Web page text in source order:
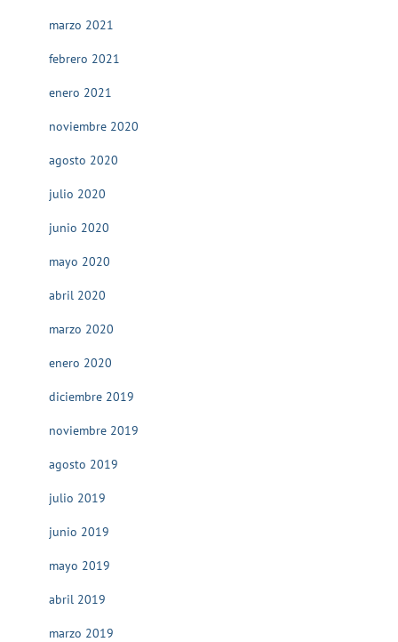
marzo 2021
febrero 2021
enero 2021
noviembre 2020
agosto 2020
julio 2020
junio 2020
mayo 2020
abril 2020
marzo 2020
enero 2020
diciembre 2019
noviembre 2019
agosto 2019
julio 2019
junio 2019
mayo 2019
abril 2019
marzo 2019